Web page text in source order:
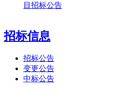
目招标公告
招标信息
招标公告
变更公告
中标公告